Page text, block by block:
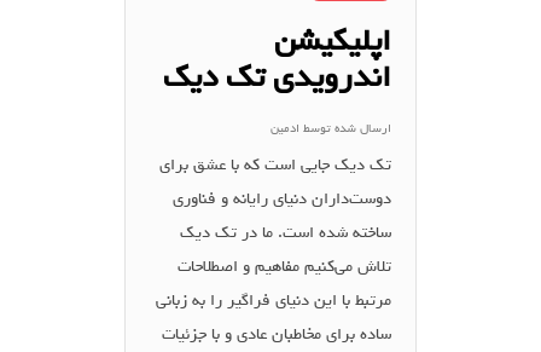
اپلیکیشن
اندرویدی تک دیک
ارسال شده توسط ادمین
تک دیک جایی است که با عشق برای
دوست‌داران دنیای رایانه و فناوری
ساخته شده است. ما در تک دیک
تلاش می‌کنیم مفاهیم و اصطلاحات
مرتبط با این دنیای فراگیر را به زبانی
ساده برای مخاطبان عادی و با جزئیات